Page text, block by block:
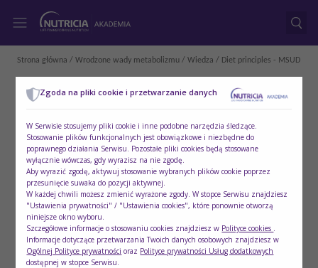
Strona główna / Wrodzone wady metabolizmu / Wiedza / Diet principles - MSUD
Zgoda na pliki cookie i przetwarzanie danych
W Serwisie stosujemy pliki cookie i inne podobne narzędzia śledzące.
Stosowanie plików funkcjonalnych jest obowiązkowe i niezbędne do
poprawnego działania Serwisu. Pozostałe pliki cookies będą stosowane
wyłącznie wówczas, gdy wyrazisz na nie zgodę.
Aby wyrazić zgodę, aktywuj stosowanie wybranych plików cookie poprzez
przesunięcie suwaka do pozycji aktywnej.
W każdej chwili możesz zmienić wyrażone zgody. W stopce Serwisu znajdziesz
"Ustawienia prywatności" / "Ustawienia cookies", które ponownie otworzą
niniejsze okno wyboru.
Szczegółowe informacje o stosowaniu cookies znajdziesz w Polityce cookies
Informacje dotyczące przetwarzania Twoich danych osobowych znajdziesz w
Ogólnej Polityce prywatności oraz Polityce prywatności Usług dodatkowych
dostępnej w stopce Serwisu.